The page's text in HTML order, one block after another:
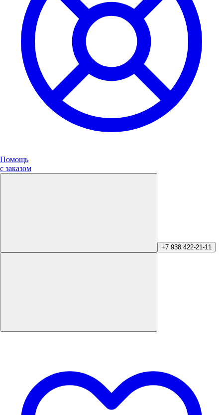
Помощь
с заказом
+7 938 422-21-11